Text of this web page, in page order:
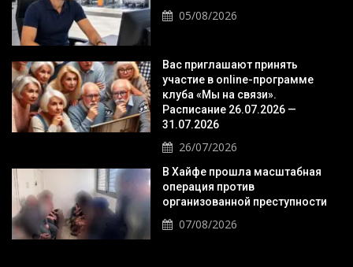
05/08/2026
Вас приглашают принять
участие в online-программе
клуба «Мы на связи».
Расписание 26.07.2026 —
31.07.2026
26/07/2026
В Хайфе прошла масштабная
операция против
организованной преступности
07/08/2026